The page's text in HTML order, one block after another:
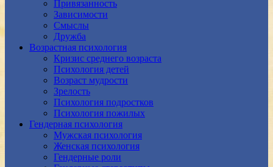
Привязанность
Зависимости
Смыслы
Дружба
Возрастная психология
Кризис среднего возраста
Психология детей
Возраст мудрости
Зрелость
Психология подростков
Психология пожилых
Гендерная психология
Мужская психология
Женская психология
Гендерные роли